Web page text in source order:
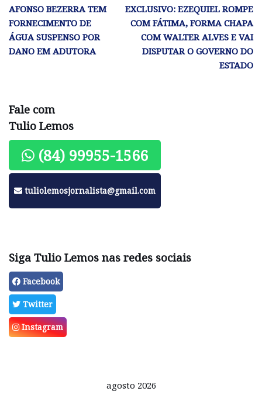
AFONSO BEZERRA TEM
FORNECIMENTO DE
ÁGUA SUSPENSO POR
DANO EM ADUTORA
EXCLUSIVO: EZEQUIEL ROMPE
COM FÁTIMA, FORMA CHAPA
COM WALTER ALVES E VAI
DISPUTAR O GOVERNO DO
ESTADO
Fale com
Tulio Lemos
(84) 99955-1566
tuliolemosjornalista@gmail.com
Siga Tulio Lemos nas redes sociais
Facebook
Twitter
Instagram
agosto 2026